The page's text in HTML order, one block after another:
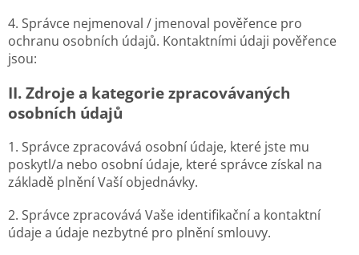
4. Správce nejmenoval / jmenoval pověřence pro
ochranu osobních údajů. Kontaktními údaji pověřence
jsou:
II. Zdroje a kategorie zpracovávaných
osobních údajů
1. Správce zpracovává osobní údaje, které jste mu
poskytl/a nebo osobní údaje, které správce získal na
základě plnění Vaší objednávky.
2. Správce zpracovává Vaše identifikační a kontaktní
údaje a údaje nezbytné pro plnění smlouvy.